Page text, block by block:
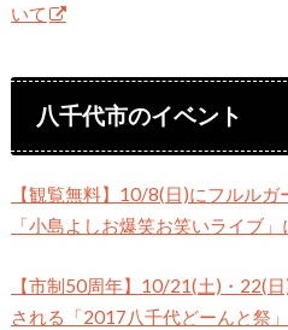
いて
八千代市のイベント
【観覧無料】10/8(日)にフルル
「小島よしお爆笑お笑いライブ」
【市制50周年】10/21(土)・22(
される「2017八千代どーんと祭